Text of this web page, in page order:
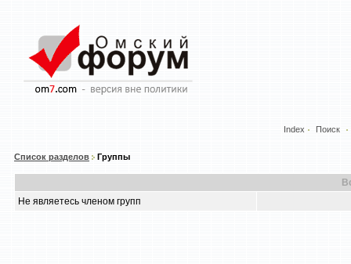
Index Поиск
Список разделов Группы
Не являетесь членом групп